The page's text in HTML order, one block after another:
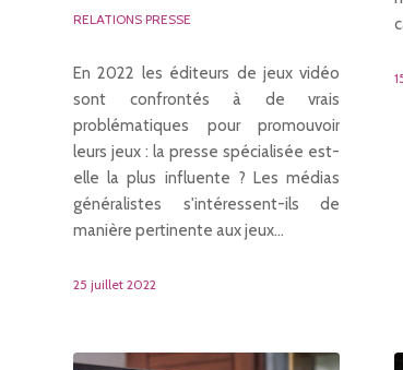
RELATIONS PRESSE
En 2022 les éditeurs de jeux vidéo
sont confrontés à de vrais
problématiques pour promouvoir
leurs jeux : la presse spécialisée est-
elle la plus influente ? Les médias
généralistes s'intéressent-ils de
manière pertinente aux jeux…
25 juillet 2022